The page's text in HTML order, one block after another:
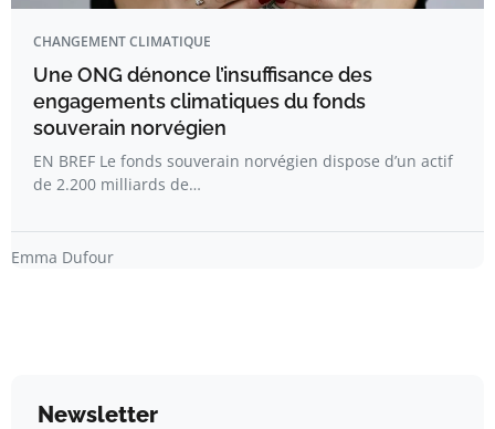
CHANGEMENT CLIMATIQUE
Une ONG dénonce l’insuffisance des
engagements climatiques du fonds
souverain norvégien
EN BREF Le fonds souverain norvégien dispose d’un actif
de 2.200 milliards de…
Emma Dufour
Newsletter